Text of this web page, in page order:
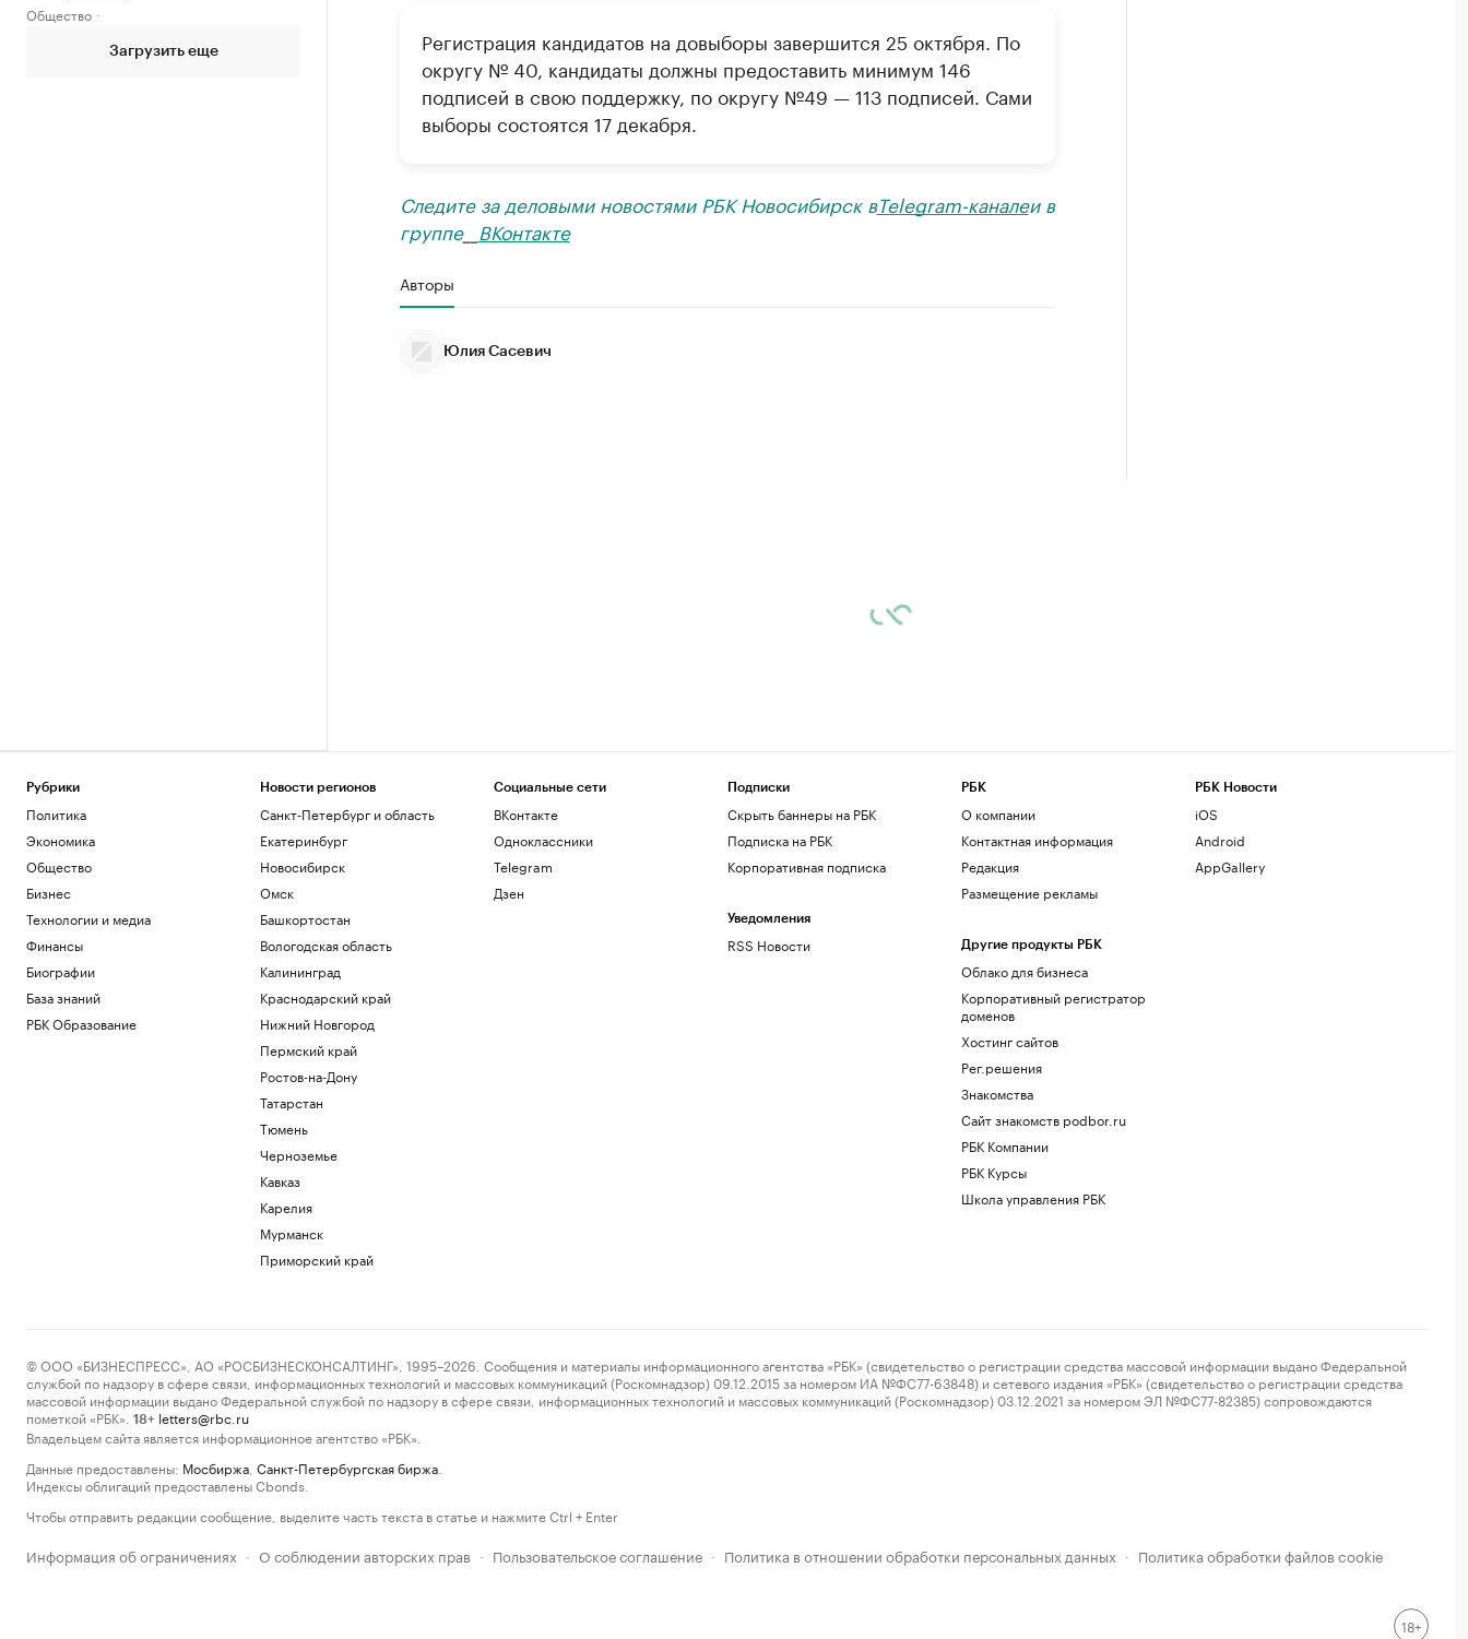
Общество
Загрузить еще
Регистрация кандидатов на довыборы завершится 25 октября. По
округу № 40, кандидаты должны предоставить минимум 146
подписей в свою поддержку, по округу №49 — 113 подписей. Сами
выборы состоятся 17 декабря.
Следите за деловыми новостями РБК Новосибирск вTelegram-каналеи в
группе__ ВКонтакте
Авторы
Юлия Сасевич
Рубрики
Политика
Экономика
Общество
Бизнес
Технологии и медиа
Финансы
Биографии
База знаний
РБК Образование
Новости регионов
Санкт-Петербург и область
Екатеринбург
Новосибирск
Омск
Башкортостан
Вологодская область
Калининград
Краснодарский край
Нижний Новгород
Пермский край
Ростов-на-Дону
Татарстан
Тюмень
Черноземье
Кавказ
Карелия
Мурманск
Приморский край
Социальные сети
ВКонтакте
Одноклассники
Telegram
Дзен
Подписки
Скрыть баннеры на РБК
Подписка на РБК
Корпоративная подписка
Уведомления
RSS Новости
РБК
О компании
Контактная информация
Редакция
Размещение рекламы
Другие продукты РБК
Облако для бизнеса
Корпоративный регистратор
доменов
Хостинг сайтов
Рег.решения
Знакомства
Сайт знакомств podbor.ru
РБК Компании
РБК Курсы
Школа управления РБК
РБК Новости
iOS
Android
AppGallery
© ООО «БИЗНЕСПРЕСС», АО «РОСБИЗНЕСКОНСАЛТИНГ», 1995–2026. Сообщения и материалы информационного агентства «РБК» (свидетельство о регистрации средства массовой информации выдано Федеральной
службой по надзору в сфере связи, информационных технологий и массовых коммуникаций (Роскомнадзор) 09.12.2015 за номером ИА №ФС77-63848) и сетевого издания «РБК» (свидетельство о регистрации средства
массовой информации выдано Федеральной службой по надзору в сфере связи, информационных технологий и массовых коммуникаций (Роскомнадзор) 03.12.2021 за номером ЭЛ №ФС77-82385) сопровождаются
пометкой «РБК».
18+ letters@rbc.ru
Владельцем сайта является информационное агентство «РБК».
Данные предоставлены: Мосбиржа Санкт-Петербургская биржа
Индексы облигаций предоставлены Cbonds.
Чтобы отправить редакции сообщение, выделите часть текста в статье и нажмите Ctrl + Enter
Информация об ограничениях · О соблюдении авторских прав · Пользовательское соглашение · Политика в отношении обработки персональных данных · Политика обработки файлов cookie
18+